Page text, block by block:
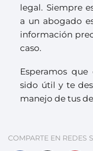
legal. Siempre
a un abogado
información
caso.
Esperamos
sido útil y te
manejo de tus
COMPARTE EN REDES